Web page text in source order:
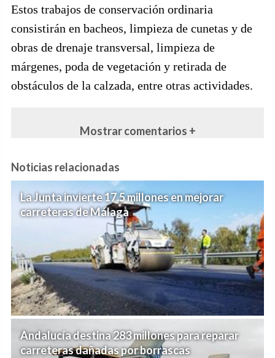
Estos trabajos de conservación ordinaria
consistirán en bacheos, limpieza de cunetas y de
obras de drenaje transversal, limpieza de
márgenes, poda de vegetación y retirada de
obstáculos de la calzada, entre otras actividades.
Mostrar comentarios +
Noticias relacionadas
La Junta invierte 17,5 millones en mejorar
carreteras de Málaga
Andalucía destina 283 millones para reparar
carreteras dañadas por borrascas